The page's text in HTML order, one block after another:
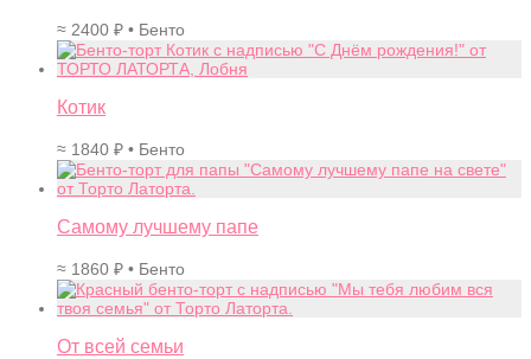
≈ 2400 ₽ • Бенто
Котик
≈ 1840 ₽ • Бенто
Самому лучшему папе
≈ 1860 ₽ • Бенто
От всей семьи